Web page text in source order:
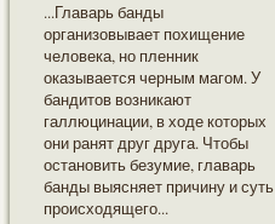
...Главарь банды
организовывает похищение
человека, но пленник
оказывается черным магом. У
бандитов возникают
галлюцинации, в ходе которых
они ранят друг друга. Чтобы
остановить безумие, главарь
банды выясняет причину и суть
происходящего...